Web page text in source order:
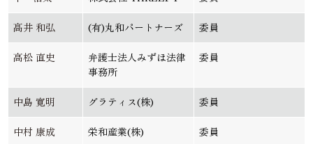
髙井 和弘 (有)丸和パートナーズ 委員
高松 直史
弁護士法人みずほ法律
事務所
委員
中島 寛明 グラティス(株) 委員
中村 康成 栄和産業(株) 委員